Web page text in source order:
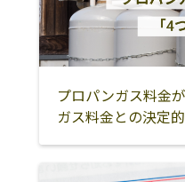
琵琶商事株式会
503-
上面
藤田屋本店 大垣
長谷川商事
大垣
584-1
昼飯
不破郡垂井町 安八
安八郡安八町
揖斐
揖斐郡池田町
関市
美濃加茂市
可児市
加茂郡坂祝町
加茂
プロパンガス料金
ガス料金との決定